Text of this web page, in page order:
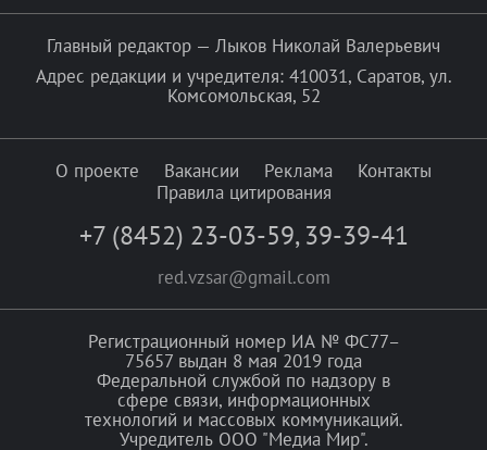
Главный редактор — Лыков Николай Валерьевич
Адрес редакции и учредителя: 410031, Саратов, ул.
Комсомольская, 52
О проекте Вакансии Реклама
Контакты
Правила цитирования
+7 (8452) 23-03-59, 39-39-41
red.vzsar@gmail.com
Регистрационный номер ИА № ФС77–
75657 выдан 8 мая 2019 года
Федеральной службой по надзору в
сфере связи, информационных
технологий и массовых коммуникаций.
Учредитель ООО "Медиа Мир".